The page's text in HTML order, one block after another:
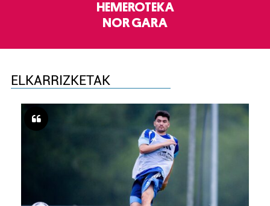
HEMEROTEKA
NOR GARA
ELKARRIZKETAK